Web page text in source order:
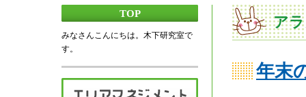
TOP
みなさんこんにちは。木下研究室で
す。
ア
年末